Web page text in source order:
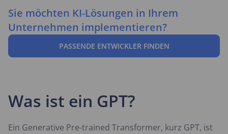
Sie möchten KI-Lösungen in Ihrem
Unternehmen implementieren?
PASSENDE ENTWICKLER FINDEN
Was ist ein GPT?
Ein Generative Pre-trained Transformer, kurz GPT, ist